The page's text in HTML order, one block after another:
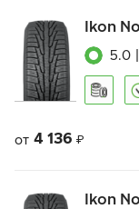
Ikon
5.0
от 4 136 ₽
Ikon